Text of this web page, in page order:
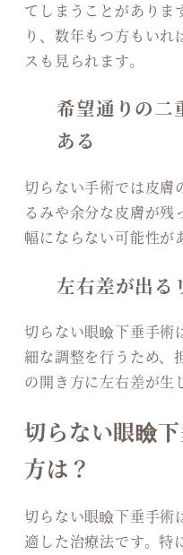
てしまうことがありま
り、数年もつ方もいれ
スも見られます。
希望通りの二
ある
切らない手術では皮膚
るみや余分な皮膚が残
幅にならない可能性が
左右差が出る
切らない眼瞼下垂手術
細な調整を行うため、
の開き方に左右差が生
切らない眼瞼
方は？
切らない眼瞼下垂手術
適した治療法です。特